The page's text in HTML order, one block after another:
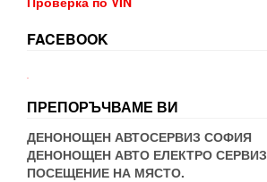
FACEBOOK
ПРЕПОРЪЧВАМЕ ВИ
ДЕНОНОЩЕН АВТОСЕРВИЗ СОФИЯ
ДЕНОНОЩЕН АВТО ЕЛЕКТРО СЕРВИЗ
ПОСЕЩЕНИЕ НА МЯСТО.